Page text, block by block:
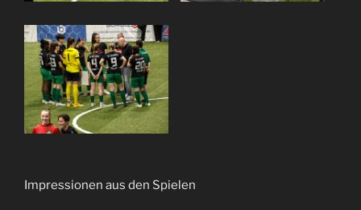
Impressionen aus den Spielen